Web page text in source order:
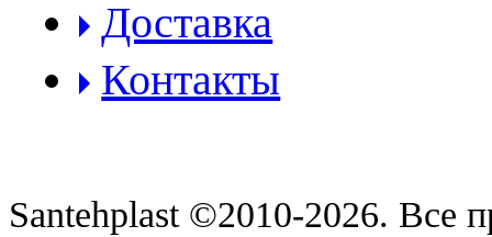
Доставка
Контакты
Santehplast ©2010-2026. Все